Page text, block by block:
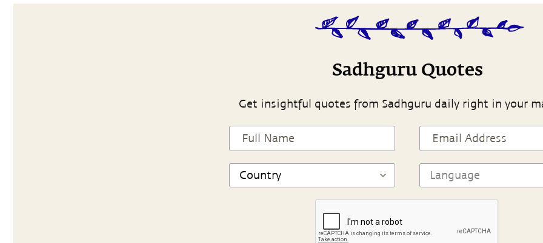
Sadhguru Quotes
Get insightful quotes from Sadhguru daily right in your